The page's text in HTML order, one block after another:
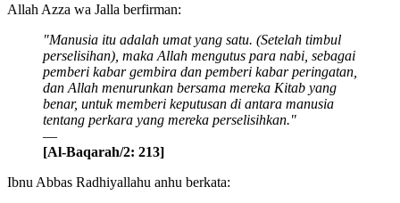
Allah Azza wa Jalla berfirman:
"Manusia itu adalah umat yang satu. (Setelah timbul
perselisihan), maka Allah mengutus para nabi, sebagai
pemberi kabar gembira dan pemberi kabar peringatan,
dan Allah menurunkan bersama mereka Kitab yang
benar, untuk memberi keputusan di antara manusia
tentang perkara yang mereka perselisihkan."
—
[Al-Baqarah/2: 213]
Ibnu Abbas Radhiyallahu anhu berkata: